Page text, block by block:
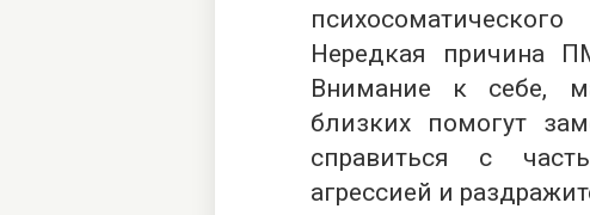
Нередкая причина
Внимание к себе,
близких помогут
справиться с
агрессией и